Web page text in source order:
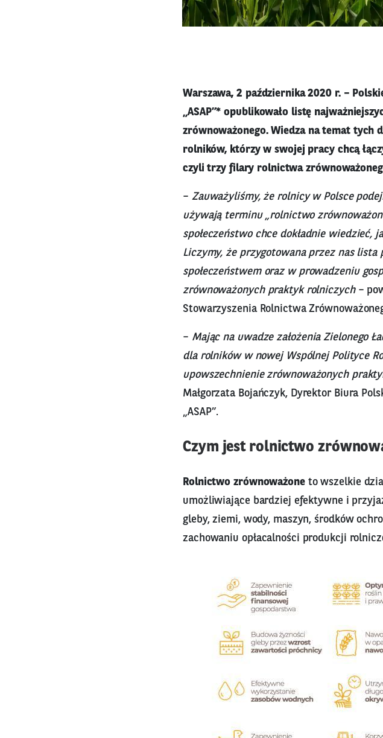
Warszawa, 2 października 2020 r. –
„ASAP”* opublikowało listę
zrównoważonego. Wiedza na temat tych
rolników, którzy w swojej pracy chcą
czyli trzy filary rolnictwa
– Zauważyliśmy, że rolnicy w Polsce
używają terminu „rolnictwo
społeczeństwo chce dokładnie
Liczymy, że przygotowana przez nas
społeczeństwem oraz w prowadzeniu
zrównoważonych praktyk rolniczych–
Stowarzyszenia Rolnictwa
– Mając na uwadze założenia Zielonego
dla rolników w nowej Wspólnej Polityce
upowszechnienie zrównoważonych
Małgorzata Bojańczyk, Dyrektor Biura
„ASAP”.
Czym jest rolnictwo
Rolnictwo zrównoważoneto wszelkie
umożliwiające bardziej efektywne i
gleby, ziemi, wody, maszyn, środków
zachowaniu opłacalności produkcji